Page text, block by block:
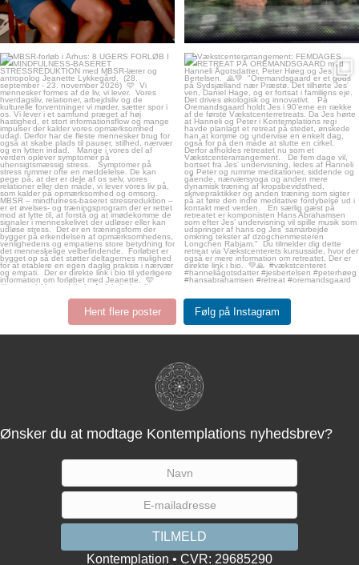
kontemplation.dk
Aug 7
kontemplation.dk
Aug 6
Hent flere poster Følg på Instagram
Ønsker du at modtage Kontemplations nyhedsbrev?
Kontemplation • CVR: 29685290